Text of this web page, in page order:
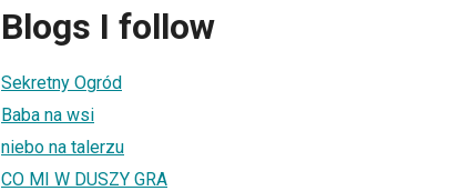
Blogs I follow
Sekretny Ogród
Baba na wsi
niebo na talerzu
CO MI W DUSZY GRA